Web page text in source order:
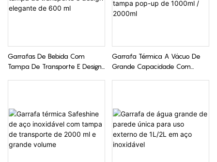
Garrafas De Bebida Com
Tampa De Transporte E Design
Garrafa Térmica A Vácuo De
Grande Capacidade Com